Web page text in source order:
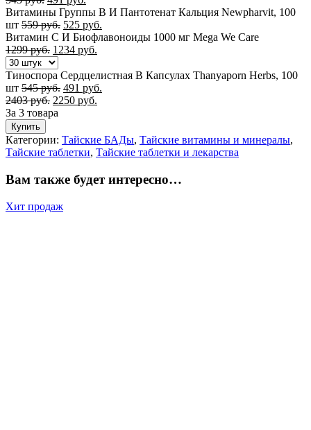
Витамины Группы B И Пантотенат Кальция Newpharvit, 100
шт 559руб. 525 руб.
Витамин С И Биофлавоноиды 1000 мг Mega We Care
1299руб. 1234 руб.
Тиноспора Сердцелистная В Капсулах Thanyaporn Herbs, 100
шт 545руб. 491 руб.
2403руб. 2250 руб.
За 3 товара
Купить
Категории: Тайские БАДы, Тайские витамины и минералы,
Тайские таблетки, Тайские таблетки и лекарства
Вам также будет интересно…
Хит продаж